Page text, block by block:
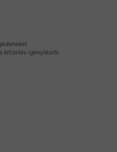
kifizetés igénylésről